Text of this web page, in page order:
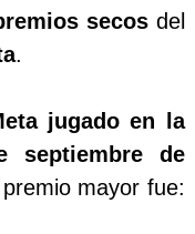
secosdel
.
jugado en la
septiembre de
mayor fue: